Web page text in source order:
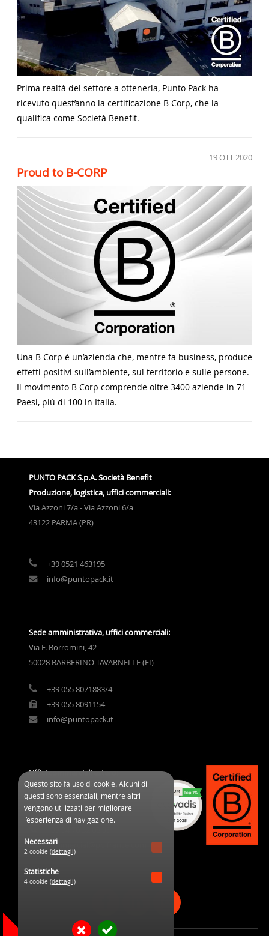
Prima realtà del settore a ottenerla, Punto Pack ha
ricevuto quest’anno la certificazione B Corp, che la
qualifica come Società Benefit.
19OTT 2020
Proud to B-CORP
Una B Corp è un’azienda che, mentre fa business, produce
effetti positivi sull’ambiente, sul territorio e sulle persone.
Il movimento B Corp comprende oltre 3400 aziende in 71
Paesi, più di 100 in Italia.
PUNTO PACK S.p.A. Società Benefit
Produzione, logistica, uffici commerciali:
Via Azzoni 7/a - Via Azzoni 6/a
43122 PARMA (PR)
+39 0521 463195
info@puntopack.it
Sede amministrativa, uffici commerciali:
Via F. Borromini, 42
50028 BARBERINO TAVARNELLE (FI)
+39 055 8071883/4
+39 055 8091154
info@puntopack.it
Uffici commerciali estero:
3 Cours des Clos Durs
03800 Gannat (France)
commercial@ppifrance.com
Questo sito fa uso di cookie. Alcuni di
questi sono essenziali, mentre altri
vengono utilizzati per migliorare
l’esperienza di navigazione.
Necessari
2 cookie (dettagli)
Statistiche
4 cookie (dettagli)